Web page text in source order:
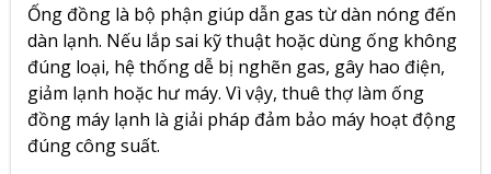
Ống đồng là bộ phận giúp dẫn gas từ dàn nóng đến
dàn lạnh. Nếu lắp sai kỹ thuật hoặc dùng ống không
đúng loại, hệ thống dễ bị nghẽn gas, gây hao điện,
giảm lạnh hoặc hư máy. Vì vậy, thuê thợ làm ống
đồng máy lạnh là giải pháp đảm bảo máy hoạt động
đúng công suất.